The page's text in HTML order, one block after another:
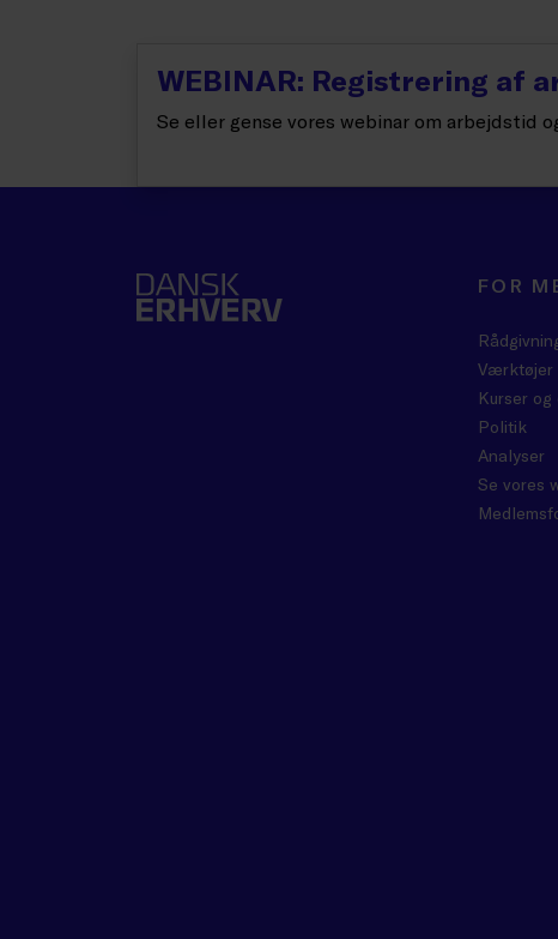
WEBINAR: Registrering af
Se eller gense vores webinar om arbejdstid
FOR
Værktøjer
Kurser og
Politik
Analyser
Se vores